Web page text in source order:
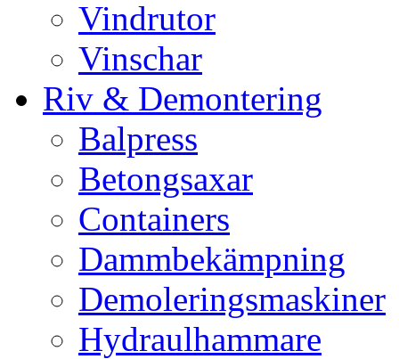
Vindrutor
Vinschar
Riv & Demontering
Balpress
Betongsaxar
Containers
Dammbekämpning
Demoleringsmaskiner
Hydraulhammare